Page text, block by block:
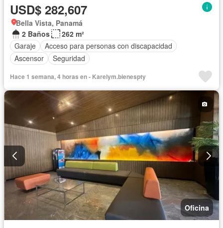
USD$ 282,607
Bella Vista, Panamá
2 Baños
262 m²
Garaje
Acceso para personas con discapacidad
Ascensor
Seguridad
Hace 1 semana, 4 horas en - Karelym.bienespty
Oficina